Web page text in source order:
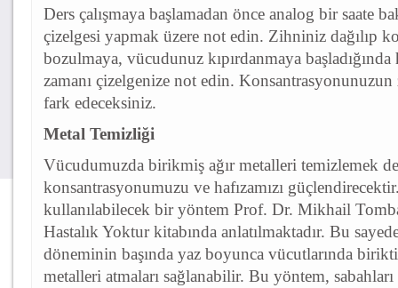
Ders çalışmaya başlamadan önce analog bir saate
çizelgesi yapmak üzere not edin. Zihniniz dağılıp
bozulmaya, vücudunuz kıpırdanmaya başladığında
zamanı çizelgenize not edin. Konsantrasyonunuzun
fark edeceksiniz.
Metal Temizliği
Vücudumuzda birikmiş ağır metalleri temizlemek de
konsantrasyonumuzu ve hafızamızı
kullanılabilecek bir yöntem Prof. Dr. Mikhail
Hastalık Yoktur kitabında anlatılmaktadır. Bu
döneminin başında yaz boyunca vücutlarında
metalleri atmaları sağlanabilir. Bu yöntem, sabahları